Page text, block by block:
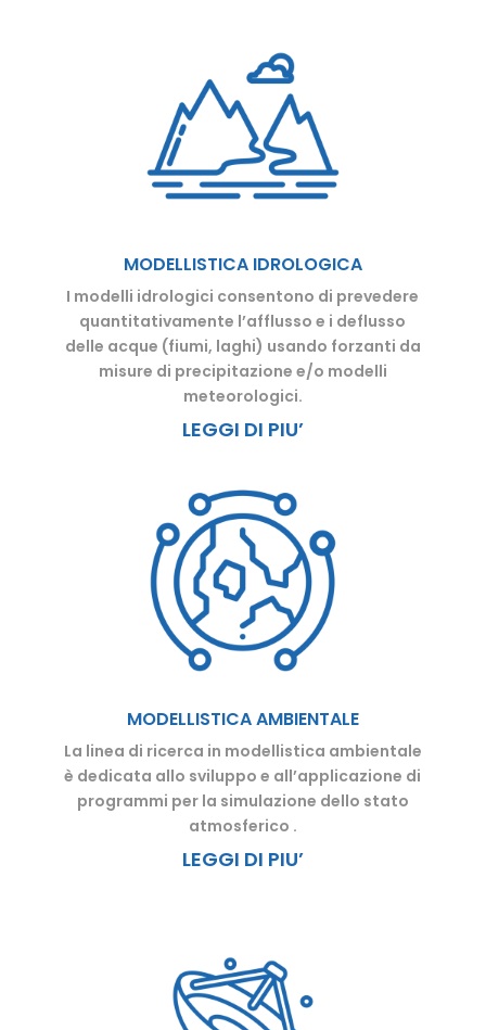
MODELLISTICA IDROLOGICA
I modelli idrologici consentono di prevedere
quantitativamente l’afflusso e i deflusso
delle acque (fiumi, laghi) usando forzanti da
misure di precipitazione e/o modelli
meteorologici.
LEGGI DI PIU’
MODELLISTICA AMBIENTALE
La linea di ricerca in modellistica ambientale
è dedicata allo sviluppo e all’applicazione di
programmi per la simulazione dello stato
atmosferico .
LEGGI DI PIU’